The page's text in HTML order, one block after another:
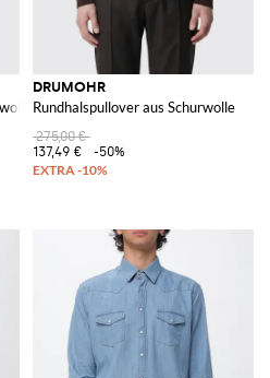
Mischung mit französischem Kragen
DRUMOHR
Rundhalspullover aus Schurwolle
275,00 €
137,49 €
-50%